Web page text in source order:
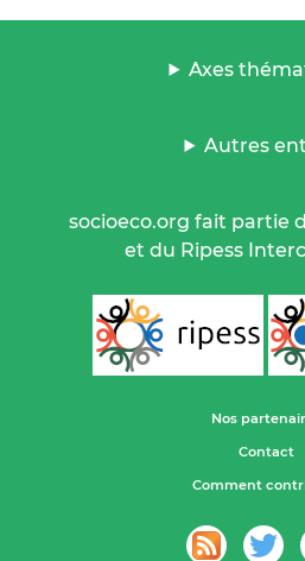
Axes
Autres
socioeco.org fait partie
et du Ripess
Nos
Contact
Comment